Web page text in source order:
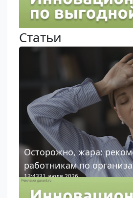
Статьи
Осторожно, жара:
работникам по
13:4331 июля 2026